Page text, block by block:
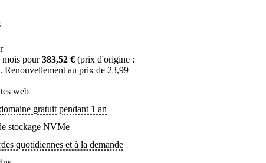
mois pour383,52 € (prix d'origine :
Renouvellement au prix de 23,99
web
gratuit pendant 1 an
stockage NVMe
quotidiennes et à la demande